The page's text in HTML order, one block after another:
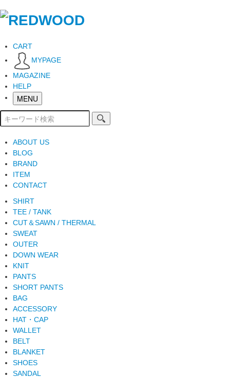
CART
MYPAGE
MAGAZINE
HELP
MENU
ABOUT US
BLOG
BRAND
ITEM
CONTACT
SHIRT
TEE / TANK
CUT＆SAWN / THERMAL
SWEAT
OUTER
DOWN WEAR
KNIT
PANTS
SHORT PANTS
BAG
ACCESSORY
HAT・CAP
WALLET
BELT
BLANKET
SHOES
SANDAL